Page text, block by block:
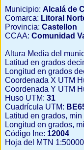
Municipio: Alcalá de
Comarca: Litoral
Provincia: Castellon
CCAA: Comunidad
Altura Media del
Latitud en grados
Longitud en grados
Coordenada X UTM
Coordenada Y UTM
Huso UTM: 31
Cuadrícula UTM:
Latitud en grados, min
Longitud en grados,
Código Ine: 12004
Hoja del MTN